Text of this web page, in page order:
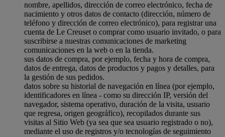
nombre, apellidos, dirección de correo electrónico, fecha de
nacimiento y otros datos de contacto (dirección, número de
teléfono y dirección de correo electrónico), para registrar una
cuenta de Le Creuset o comprar como usuario invitado, o para
suscribirse a nuestras comunicaciones de marketing
comunicaciones en la web o en la tienda.
sus datos de compra, por ejemplo, fecha y hora de compra,
datos de entrega, datos de productos y pagos y detalles, para
la gestión de sus pedidos.
datos sobre su historial de navegación en línea (por ejemplo,
identificadores en línea - como su dirección IP, versión del
navegador, sistema operativo, duración de la visita, usuario
que regresa, origen geográfico), recopilados durante sus
visitas al Sitio Web (ya sea que sea usuario registrado o no),
mediante el uso de registros y/o tecnologías de seguimiento